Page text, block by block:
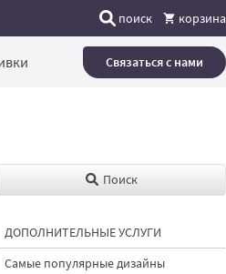
поиск корзина
Связаться с нами
Поиск
ДОПОЛНИТЕЛЬНЫЕ УСЛУГИ
Самые популярные дизайны